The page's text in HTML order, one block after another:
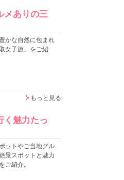
メありの三
かな自然に包まれ
女子旅」をご紹
もっと見る
く魅力たっ
ットやご当地グル
景スポットと魅力
ご紹介。